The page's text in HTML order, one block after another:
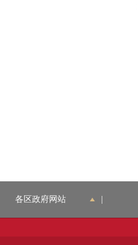
各区政府网站